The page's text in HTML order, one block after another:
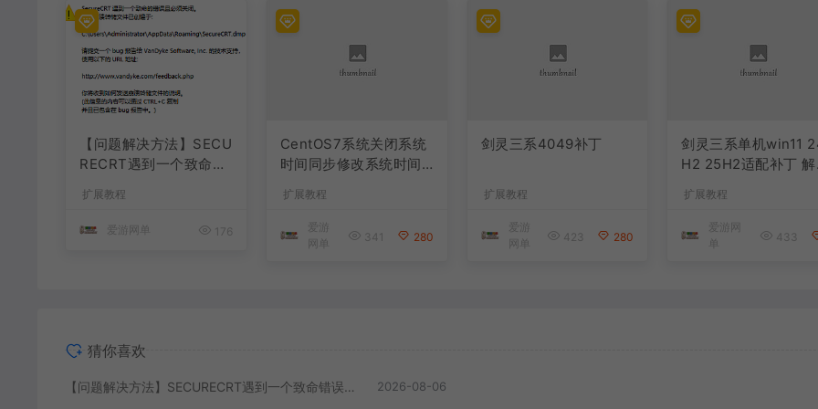
【问题解决方法】SECU
RECRT遇到一个致命错
扩展教程
爱游网单 176
CentOS7系统关闭系统
时间同步修改系统时间
扩展教程
爱游
网单
341 280
剑灵三系4049补丁
扩展教程
爱游
网单
423 280
剑灵三系单机win11
H2 25H2适配补丁 解决
问题 据说也能解决404
扩展教程
爱游网
单
433
猜你喜欢
【问题解决方法】SECURECRT遇到一个致命错误其必须关闭 2026-08-06